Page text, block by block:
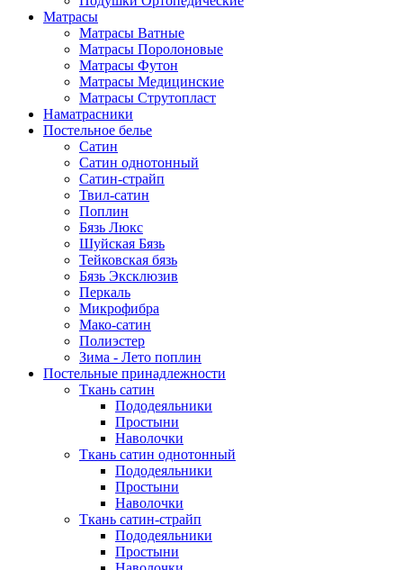
Матрасы
Матрасы Ватные
Матрасы Поролоновые
Матрасы Футон
Матрасы Медицинские
Матрасы Струтопласт
Наматрасники
Постельное белье
Сатин
Сатин однотонный
Сатин-страйп
Твил-сатин
Поплин
Бязь Люкс
Шуйская Бязь
Тейковская бязь
Бязь Эксклюзив
Перкаль
Микрофибра
Мако-сатин
Полиэстер
Зима - Лето поплин
Постельные принадлежности
Ткань сатин
Пододеяльники
Простыни
Наволочки
Ткань сатин однотонный
Пододеяльники
Простыни
Наволочки
Ткань сатин-страйп
Пододеяльники
Простыни